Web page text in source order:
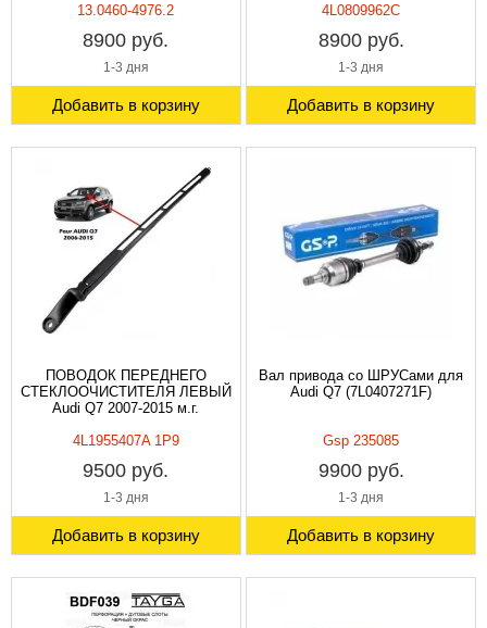
13.0460-4976.2
8900 руб.
1-3 дня
Добавить в корзину
4L0809962C
8900 руб.
1-3 дня
Добавить в корзину
ПОВОДОК ПЕРЕДНЕГО
СТЕКЛООЧИСТИТЕЛЯ ЛЕВЫЙ
Audi Q7 2007-2015 м.г.
4L1955407A 1P9
9500 руб.
1-3 дня
Добавить в корзину
Вал привода со ШPУCами для
Audi Q7 (7L0407271F)
Gsp 235085
9900 руб.
1-3 дня
Добавить в корзину